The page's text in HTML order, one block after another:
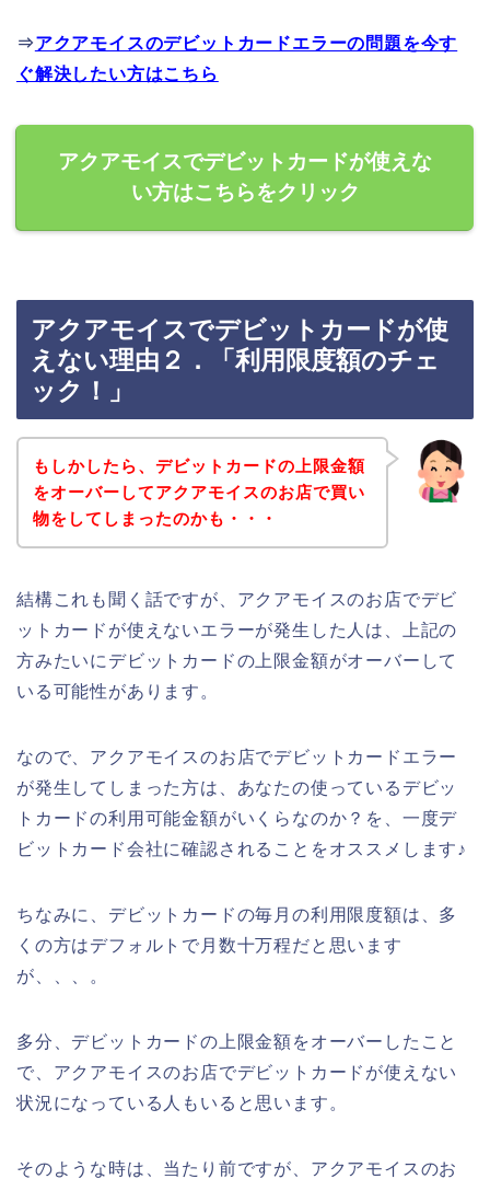
⇒アクアモイスのデビットカードエラーの問題を今す
ぐ解決したい方はこちら
アクアモイスでデビットカードが使えな
い方はこちらをクリック
アクアモイスでデビットカードが使
えない理由２．「利用限度額のチェ
ック！」
もしかしたら、デビットカードの上限金額
をオーバーしてアクアモイスのお店で買い
物をしてしまったのかも・・・
結構これも聞く話ですが、アクアモイスのお店でデビ
ットカードが使えないエラーが発生した人は、上記の
方みたいにデビットカードの上限金額がオーバーして
いる可能性があります。
なので、アクアモイスのお店でデビットカードエラー
が発生してしまった方は、あなたの使っているデビッ
トカードの利用可能金額がいくらなのか？を、一度デ
ビットカード会社に確認されることをオススメします♪
ちなみに、デビットカードの毎月の利用限度額は、多
くの方はデフォルトで月数十万程だと思います
が、、、。
多分、デビットカードの上限金額をオーバーしたこと
で、アクアモイスのお店でデビットカードが使えない
状況になっている人もいると思います。
そのような時は、当たり前ですが、アクアモイスのお